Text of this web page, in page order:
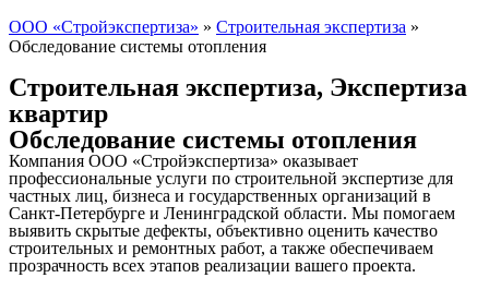
ООО «Стройэкспертиза» » Строительная экспертиза »
Обследование системы отопления
Строительная экспертиза, Экспертиза
квартир
Обследование системы отопления
Компания ООО «Стройэкспертиза» оказывает
профессиональные услуги по строительной экспертизе для
частных лиц, бизнеса и государственных организаций в
Санкт-Петербурге и Ленинградской области. Мы помогаем
выявить скрытые дефекты, объективно оценить качество
строительных и ремонтных работ, а также обеспечиваем
прозрачность всех этапов реализации вашего проекта.